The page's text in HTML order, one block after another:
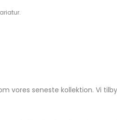
vores seneste kollektion. Vi